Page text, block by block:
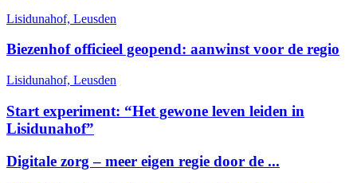
Lisidunahof, Leusden
Biezenhof officieel geopend: aanwinst voor de regio
Lisidunahof, Leusden
Start experiment: “Het gewone leven leiden in
Lisidunahof”
Digitale zorg – meer eigen regie door de ...